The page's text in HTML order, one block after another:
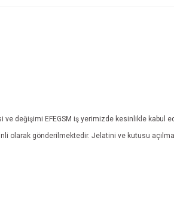
ve değişimi EFEGSM iş yerimizde kesinlikle kabul
olarak gönderilmektedir. Jelatini ve kutusu